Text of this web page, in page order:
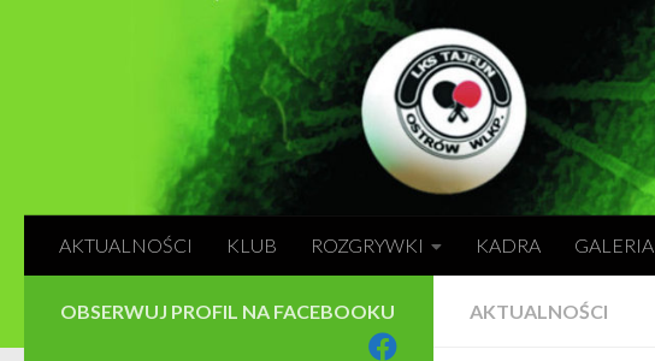
AKTUALNOŚCI KLUB ROZGRYWKI KADRA GALERIA
AKTUALNOŚCI
OBSERWUJ PROFIL NA FACEBOOKU